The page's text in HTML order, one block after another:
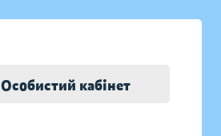
Особистий кабінет